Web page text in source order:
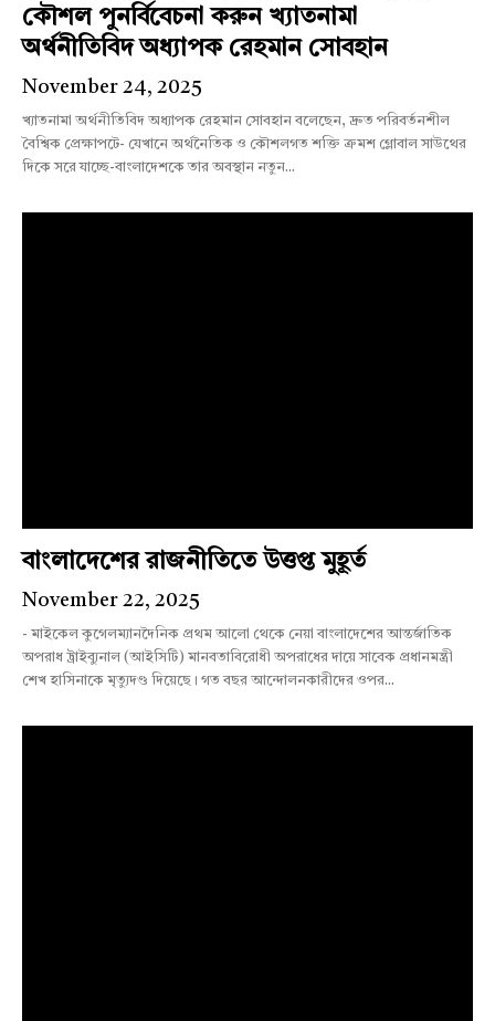
কৌশল পুনর্বিবেচনা করুন খ্যাতনামা
অর্থনীতিবিদ অধ্যাপক রেহমান সোবহান
November 24, 2025
খ্যাতনামা অর্থনীতিবিদ অধ্যাপক রেহমান সোবহান বলেছেন, দ্রুত পরিবর্তনশীল
বৈশ্বিক প্রেক্ষাপটে- যেখানে অর্থনৈতিক ও কৌশলগত শক্তি ক্রমশ গ্লোবাল সাউথের
দিকে সরে যাচ্ছে-বাংলাদেশকে তার অবস্থান নতুন...
বাংলাদেশের রাজনীতিতে উত্তপ্ত মুহূর্ত
November 22, 2025
- মাইকেল কুগেলম্যানদৈনিক প্রথম আলো থেকে নেয়া বাংলাদেশের আন্তর্জাতিক
অপরাধ ট্রাইব্যুনাল (আইসিটি) মানবতাবিরোধী অপরাধের দায়ে সাবেক প্রধানমন্ত্রী
শেখ হাসিনাকে মৃত্যুদণ্ড দিয়েছে। গত বছর আন্দোলনকারীদের ওপর...